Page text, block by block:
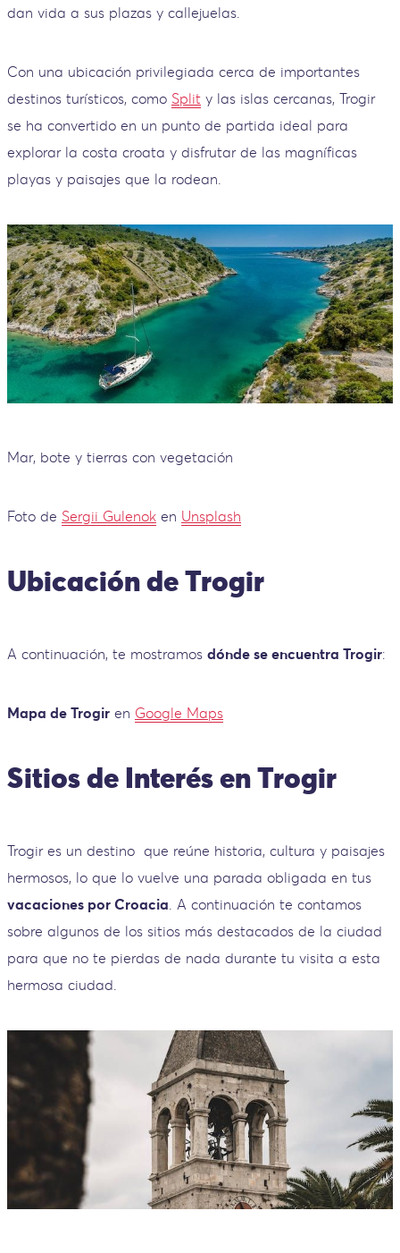
dan vida a sus plazas y callejuelas.
Con una ubicación privilegiada cerca de importantes
destinos turísticos, como Split y las islas cercanas, Trogir
se ha convertido en un punto de partida ideal para
explorar la costa croata y disfrutar de las magníficas
playas y paisajes que la rodean.
Mar, bote y tierras con vegetación
Foto de Sergii Gulenok en Unsplash
Ubicación de Trogir
A continuación, te mostramos dónde se encuentra Trogir:
Mapa de Trogir en Google Maps
Sitios de Interés en Trogir
Trogir es un destino que reúne historia, cultura y paisajes
hermosos, lo que lo vuelve una parada obligada en tus
vacaciones por Croacia. A continuación te contamos
sobre algunos de los sitios más destacados de la ciudad
para que no te pierdas de nada durante tu visita a esta
hermosa ciudad.